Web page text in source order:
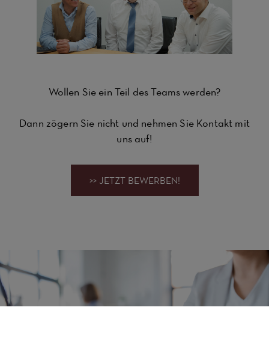
Wollen Sie ein Teil des Teams werden?
Dann zögern Sie nicht und nehmen Sie Kontakt mit
uns auf!
>> JETZT BEWERBEN!